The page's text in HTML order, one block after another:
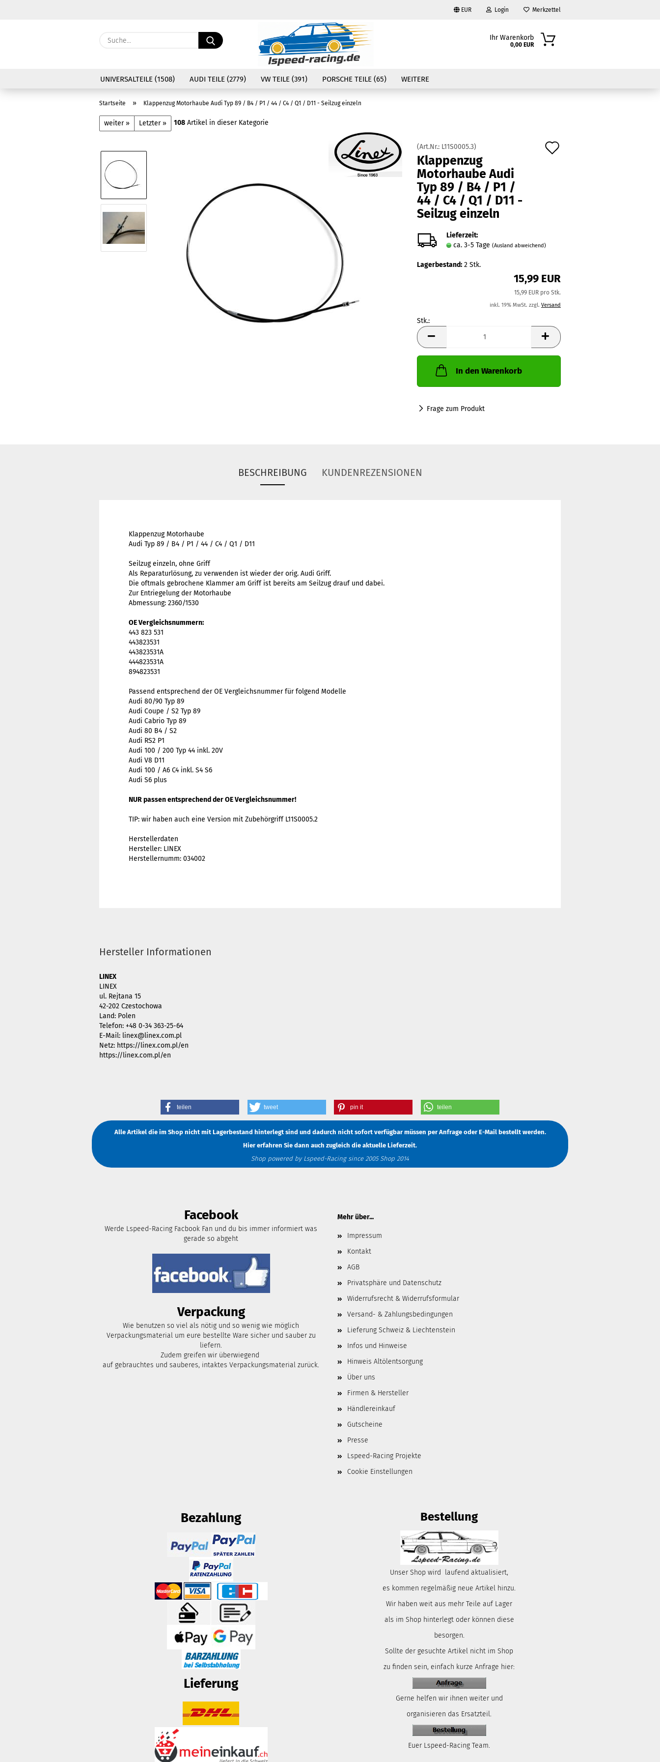
EUR
Währung auswählen
Login
Konto erstellen
Passwort vergessen?
Merkzettel
Suche... Ihr Warenkorb
0,00 EUR
UNIVERSALTEILE (1508) AUDI TEILE (2779) VW TEILE (391) PORSCHE TEILE (65) WEITERE
Startseite » Klappenzug Motorhaube Audi Typ 89 / B4 / P1 / 44 / C4 / Q1 / D11 - Seilzug einzeln
weiter » Letzter » 108 Artikel in dieser Kategorie
(Art.Nr.: L11S0005.3)
Klappenzug
Motorhaube Audi
Typ 89 / B4 / P1 /
44 / C4 / Q1 / D11 -
Seilzug einzeln
Lieferzeit:
ca. 3-5 Tage (Ausland abweichend)
Lagerbestand: 2 Stk.
15,99 EUR
15,99 EUR pro Stk.
inkl. 19% MwSt. zzgl. Versand
Stk.:
Stk.
In den Warenkorb
Frage zum Produkt
BESCHREIBUNG KUNDENREZENSIONEN
Klappenzug Motorhaube
Audi Typ 89 / B4 / P1 / 44 / C4 / Q1 / D11
Seilzug einzeln, ohne Griff
Als Reparaturlösung, zu verwenden ist wieder der orig. Audi Griff.
Die oftmals gebrochene Klammer am Griff ist bereits am Seilzug drauf und dabei.
Zur Entriegelung der Motorhaube
Abmessung: 2360/1530
OE Vergleichsnummern:
443 823 531
443823531
443823531A
444823531A
894823531
Passend entsprechend der OE Vergleichsnummer für folgend Modelle
Audi 80/90 Typ 89
Audi Coupe / S2 Typ 89
Audi Cabrio Typ 89
Audi 80 B4 / S2
Audi RS2 P1
Audi 100 / 200 Typ 44 inkl. 20V
Audi V8 D11
Audi 100 / A6 C4 inkl. S4 S6
Audi S6 plus
NUR passen entsprechend der OE Vergleichsnummer!
TIP: wir haben auch eine Version mit Zubehörgriff L11S0005.2
Herstellerdaten
Hersteller: LINEX
Herstellernumm: 034002
Hersteller Informationen
LINEX
LINEX
ul. Rejtana 15
42-202 Czestochowa
Land: Polen
Telefon: +48 0-34 363-25-64
E-Mail: linex@linex.com.pl
Netz: https://linex.com.pl/en
https://linex.com.pl/en
teilen tweet pin it teilen
Alle Artikel die im Shop nicht mit Lagerbestand hinterlegt sind und dadurch nicht sofort verfügbar müssen per AnfrageoderE-Mailbestellt werden.
Hier erfahren Sie dann auch zugleich die aktuelle Lieferzeit.
Shop powered by Lspeed-Racing since 2005 Shop 2014
Facebook
Werde Lspeed-Racing Facbook Fan und du bis immer informiert was
gerade so abgeht
Verpackung
Wie benutzen so viel als nötig und so wenig wie möglich
Verpackungsmaterial um eure bestellte Ware sicher und sauber zu
liefern.
Zudem greifen wir überwiegend
auf gebrauchtes und sauberes, intaktes Verpackungsmaterial zurück.
Mehr über...
Impressum
Kontakt
AGB
Privatsphäre und Datenschutz
Widerrufsrecht & Widerrufsformular
Versand- & Zahlungsbedingungen
Lieferung Schweiz & Liechtenstein
Infos und Hinweise
Hinweis Altölentsorgung
Über uns
Firmen & Hersteller
Händlereinkauf
Gutscheine
Presse
Lspeed-Racing Projekte
Cookie Einstellungen
Bezahlung
Lieferung
Bestellung
Unser Shop wird laufend aktualisiert,
es kommen regelmäßig neue Artikel hinzu.
Wir haben weit aus mehr Teile auf Lager
als im Shop hinterlegt oder können diese
besorgen.
Sollte der gesuchte Artikel nicht im Shop
zu finden sein, einfach kurze Anfrage hier:
Gerne helfen wir ihnen weiter und
organisieren das Ersatzteil.
Euer Lspeed-Racing Team.